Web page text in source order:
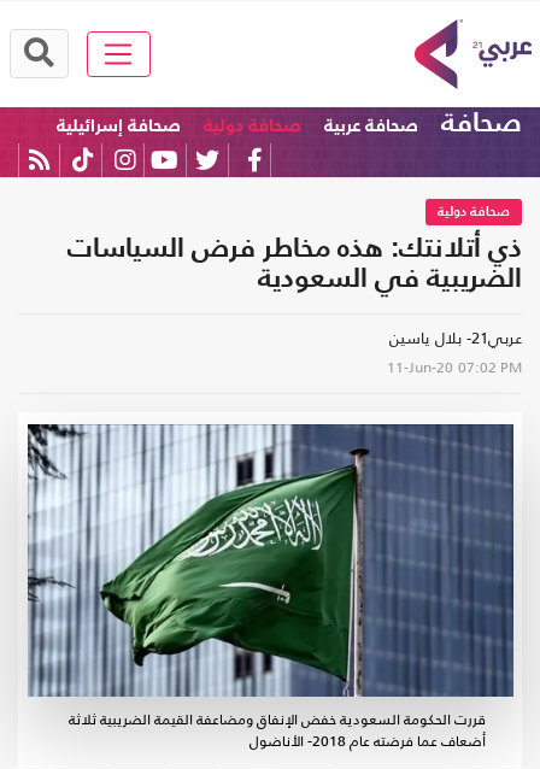
صحافة صحافة عربية صحافة دولية صحافة إسرائيلية
صحافة دولية
ذي أتلانتك: هذه مخاطر فرض السياسات
الضريبية في السعودية
عربي21- بلال ياسين
11-Jun-20 07:02 PM
قررت الحكومة السعودية خفض الإنفاق ومضاعفة القيمة الضريبية ثلاثة
أضعاف عما فرضته عام 2018- الأناضول